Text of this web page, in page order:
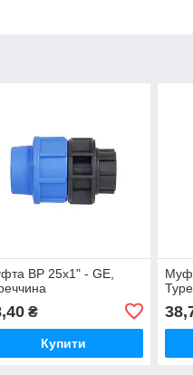
ВР 25х1" - GE,
₴
Купити